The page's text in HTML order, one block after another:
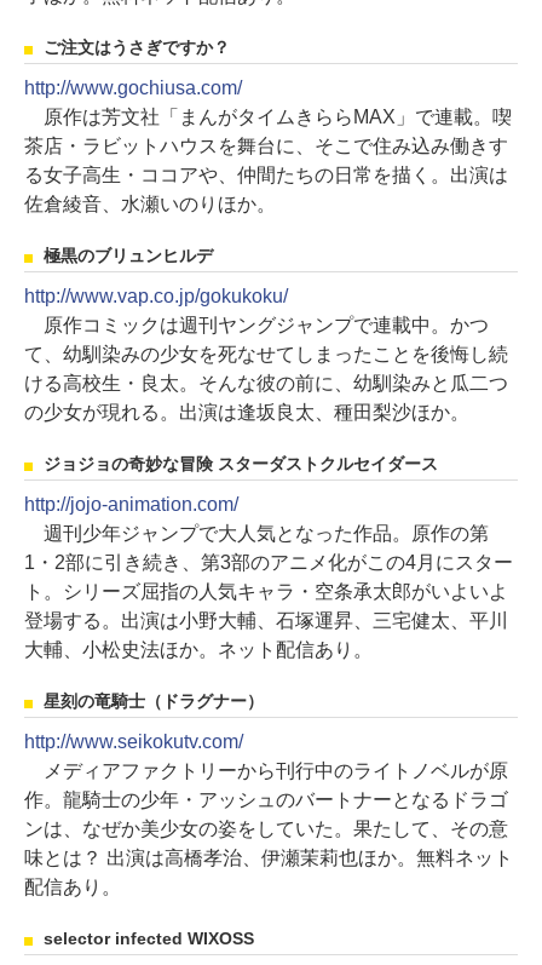
ご注文はうさぎですか？
http://www.gochiusa.com/
原作は芳文社「まんがタイムきららMAX」で連載。喫
茶店・ラビットハウスを舞台に、そこで住み込み働きす
る女子高生・ココアや、仲間たちの日常を描く。出演は
佐倉綾音、水瀬いのりほか。
極黒のブリュンヒルデ
http://www.vap.co.jp/gokukoku/
原作コミックは週刊ヤングジャンプで連載中。かつ
て、幼馴染みの少女を死なせてしまったことを後悔し続
ける高校生・良太。そんな彼の前に、幼馴染みと瓜二つ
の少女が現れる。出演は逢坂良太、種田梨沙ほか。
ジョジョの奇妙な冒険 スターダストクルセイダース
http://jojo-animation.com/
週刊少年ジャンプで大人気となった作品。原作の第
1・2部に引き続き、第3部のアニメ化がこの4月にスター
ト。シリーズ屈指の人気キャラ・空条承太郎がいよいよ
登場する。出演は小野大輔、石塚運昇、三宅健太、平川
大輔、小松史法ほか。ネット配信あり。
星刻の竜騎士（ドラグナー）
http://www.seikokutv.com/
メディアファクトリーから刊行中のライトノベルが原
作。龍騎士の少年・アッシュのバートナーとなるドラゴ
ンは、なぜか美少女の姿をしていた。果たして、その意
味とは？ 出演は高橋孝治、伊瀬茉莉也ほか。無料ネット
配信あり。
selector infected WIXOSS